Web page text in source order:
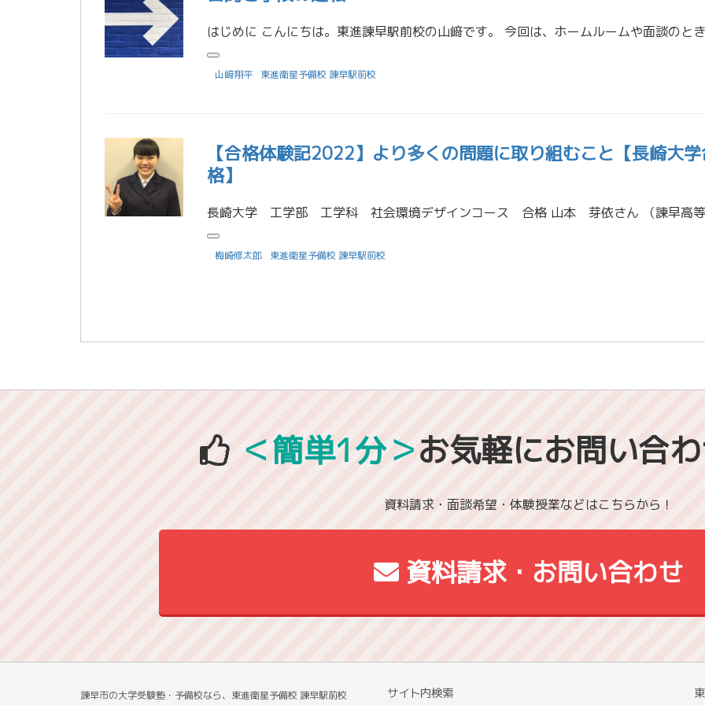
山﨑翔平 東進衛星予備校 諫早駅前校
【合格体験記2022】より多くの問題に取り組むこと【長崎大
格】
梅崎修太郎 東進衛星予備校 諫早駅前校
＜簡単1分＞お気軽にお問い合
資料請求・面談希望・体験授業などはこちらから！
資料請求・お問い合わせ
諫早市の大学受験塾・予備校なら、東進衛星予備校 諫早駅前校 サイト内検索